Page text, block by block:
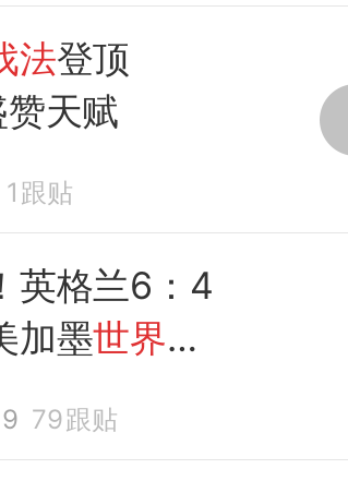
法登顶
天赋
1 跟贴
英格兰6：4
加墨世界杯
79跟贴